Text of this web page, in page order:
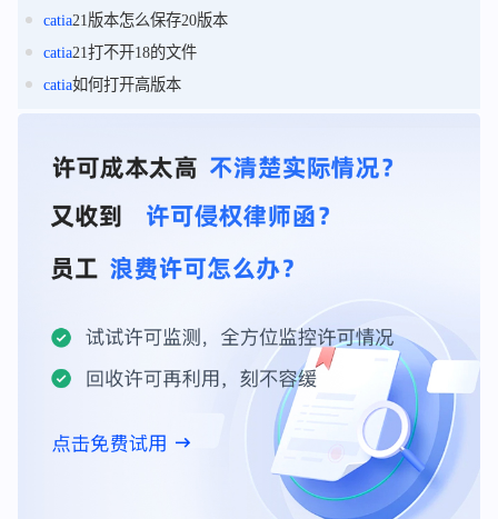
catia21版本怎么保存20版本
catia21打不开18的文件
catia如何打开高版本